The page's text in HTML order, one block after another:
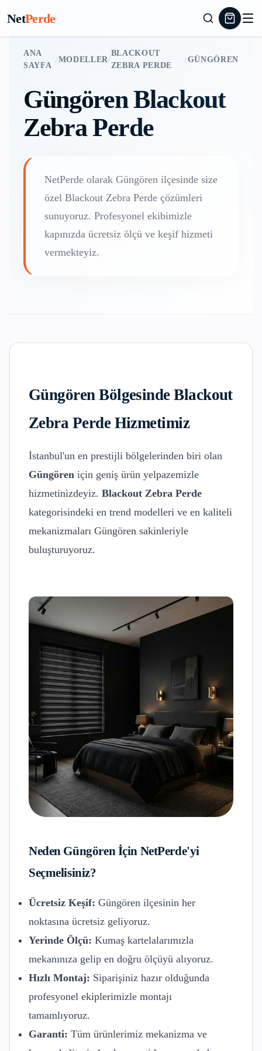
NetPerde
ANA
SAYFA
/MODELLER/
BLACKOUT
ZEBRA PERDE
/GÜNGÖREN
GüngörenBlackout
Zebra Perde
NetPerde olarak Güngören ilçesinde size
özel Blackout Zebra Perde çözümleri
sunuyoruz. Profesyonel ekibimizle
kapınızda ücretsiz ölçü ve keşif hizmeti
vermekteyiz.
GüngörenBölgesindeBlackout
Zebra PerdeHizmetimiz
İstanbul'un en prestijli bölgelerinden biri olan
Güngören için geniş ürün yelpazemizle
hizmetinizdeyiz. Blackout Zebra Perde
kategorisindeki en trend modelleri ve en kaliteli
mekanizmaları Güngören sakinleriyle
buluşturuyoruz.
Neden Güngörenİçin NetPerde'yi
Seçmelisiniz?
Ücretsiz Keşif: Güngören ilçesinin her
noktasına ücretsiz geliyoruz.
Yerinde Ölçü: Kumaş kartelalarımızla
mekanınıza gelip en doğru ölçüyü alıyoruz.
Hızlı Montaj: Siparişiniz hazır olduğunda
profesyonel ekiplerimizle montajı
tamamlıyoruz.
Garanti: Tüm ürünlerimiz mekanizma ve